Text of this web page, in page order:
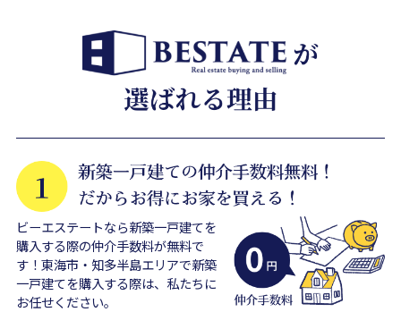
ビーエステートなら新築一戸建てを
購入する際の仲介手数料が無料で
す！東海市・知多半島エリアで新築
一戸建てを購入する際は、私たちに
お任せください。